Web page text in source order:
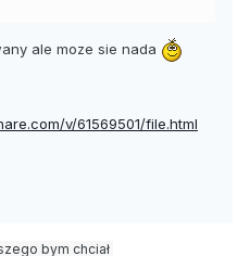
ale moze sie nada
v/61569501/file.html
bym chciał